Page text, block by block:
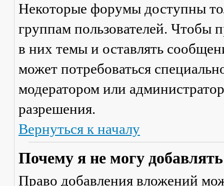
Некоторые форумы доступны
группам пользователей. Чтобы
в них темы и оставлять
может потребоваться
модератором или
разрешения.
Вернуться к началу
Почему я не могу
Право добавления вложений